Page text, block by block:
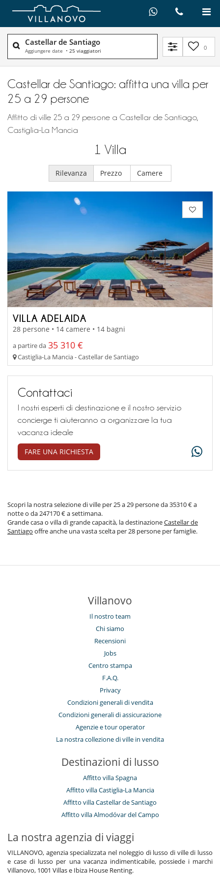
Castellar de Santiago
Aggiungere date • 25 viaggiatori 0
Castellar de Santiago: affitta una villa per
25 a 29 persone
Affitto di ville 25 a 29 persone a Castellar de Santiago,
Castiglia-La Mancia
1 Villa
Rilevanza Prezzo Camere
VILLA ADELAIDA
28 persone • 14 camere • 14 bagni
a partire da 35 310 €
Castiglia-La Mancia - Castellar de Santiago
Contattaci
I nostri esperti di destinazione e il nostro servizio
concierge ti aiuteranno a organizzare la tua
vacanza ideale
FARE UNA RICHIESTA
Scopri la nostra selezione di ville per 25 a 29 persone da 35310 € a
notte o da 247170 € a settimana.
Grande casa o villa di grande capacità, la destinazioneCastellar de
Santiago offre anche una vasta scelta per 28 persone per famiglie.
Villanovo
Il nostro team
Chi siamo
Recensioni
Jobs
Centro stampa
F.A.Q.
Privacy
Condizioni generali di vendita
Condizioni generali di assicurazione
Agenzie e tour operator
La nostra collezione di ville in vendita
Destinazioni di lusso
Affitto villa Spagna
Affitto villa Castiglia-La Mancia
Affitto villa Castellar de Santiago
Affitto villa Almodóvar del Campo
La nostra agenzia di viaggi
VILLANOVO, agenzia specializzata nel noleggio di lusso di ville di lusso
e case di lusso per una vacanza indimenticabile, possiede i marchi
Villanovo, 1001 Villas e Ibiza House Renting.